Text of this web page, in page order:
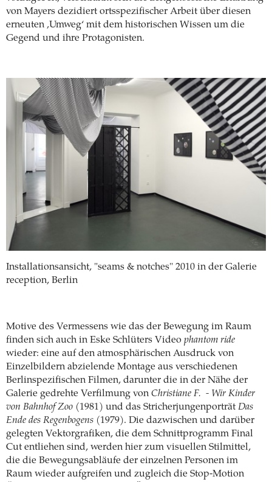
von Mayers dezidiert ortsspezifischer Arbeit über diesen
erneuten ‚Umweg‘ mit dem historischen Wissen um die
Gegend und ihre Protagonisten.
Installationsansicht, "seams & notches" 2010 in der Galerie
reception, Berlin
Motive des Vermessens wie das der Bewegung im Raum
finden sich auch in Eske Schlüters Video phantom ride
wieder: eine auf den atmosphärischen Ausdruck von
Einzelbildern abzielende Montage aus verschiedenen
Berlinspezifischen Filmen, darunter die in der Nähe der
Galerie gedrehte Verfilmung von Christiane F. - Wir Kinder
von Bahnhof Zoo (1981) und das Stricherjungenporträt Das
Ende des Regenbogens (1979). Die dazwischen und darüber
gelegten Vektorgrafiken, die dem Schnittprogramm Final
Cut entliehen sind, werden hier zum visuellen Stilmittel,
die die Bewegungsabläufe der einzelnen Personen im
Raum wieder aufgreifen und zugleich die Stop-Motion